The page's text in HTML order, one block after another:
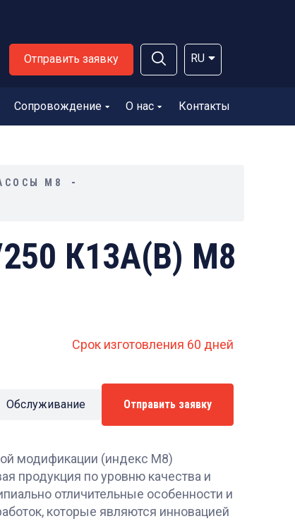
Отправить заявку RU
Сопровождение О нас Контакты
М8
К13А(В) М8
Срок изготовления 60 дней
Обслуживание Отправить заявку
модификации (индекс М8)
продукция по уровню качества и
отличительные особенности и
которые являются инновацией